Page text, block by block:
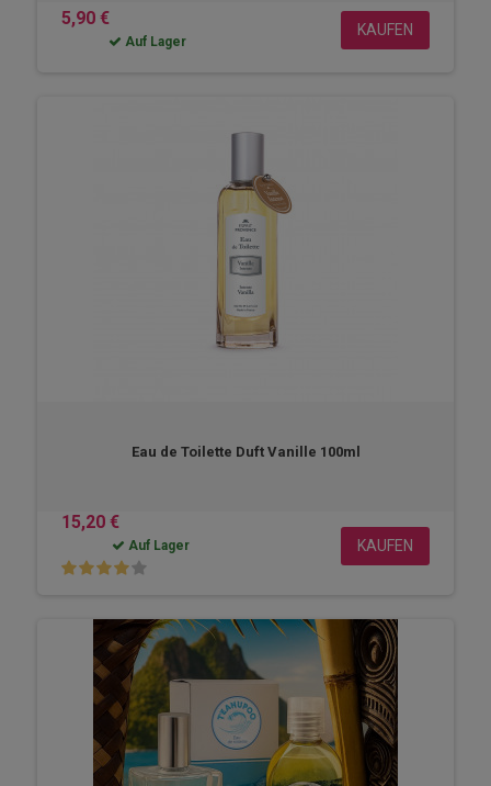
5,90 €
Auf Lager
KAUFEN
Eau de Toilette Duft Vanille 100ml
15,20 €
Auf Lager KAUFEN